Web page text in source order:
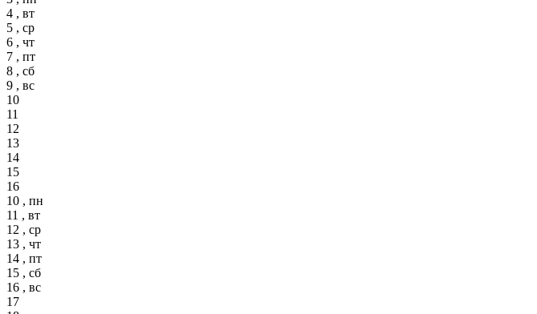
4 , вт
5 , ср
6 , чт
7 , пт
8 , сб
9 , вс
10
11
12
13
14
15
16
10 , пн
11 , вт
12 , ср
13 , чт
14 , пт
15 , сб
16 , вс
17